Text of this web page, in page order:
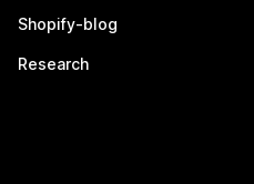
Shopify-blog
Research